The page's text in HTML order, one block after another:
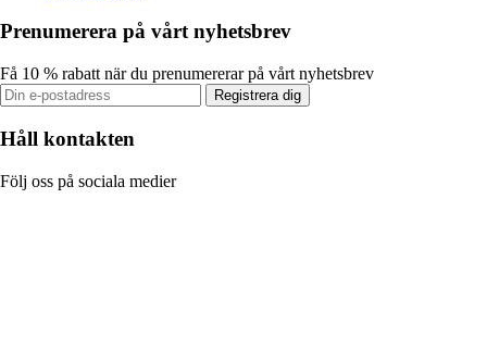
Prenumerera på vårt nyhetsbrev
Få 10 % rabatt när du prenumererar på vårt nyhetsbrev
Registrera dig
Håll kontakten
Följ oss på sociala medier